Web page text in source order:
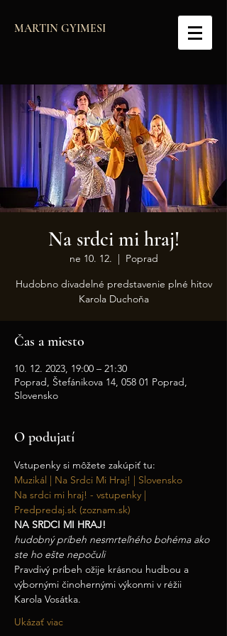
MARTIN GYIMESI
Na srdci mi hraj!
ne 10. 12.
  |
Poprad
Hudobno divadelné predstavenie plné hitov
Karola Duchoňa
Čas a miesto
10. 12. 2023, 19:00 – 21:30
Poprad, Štefánikova 14, 058 01 Poprad,
Slovensko
O podujatí
Vstupenky si môžete zakúpiť tu:
Muzikál | Na Srdci Mi Hraj! | Slovensko
Na srdci mi hraj! - vstupenky |
Predpredaj.sk (zoznam.sk)
NA SRDCI MI HRAJ!
hudobný príbeh nesmrteľného bohéma ako
ste ho ešte nepočuli
Pravdivý príbeh ožije krásnou hudbou a
výbornými činohernými výkonmi v réžii
Karola Vosátka.
Ukázať viac